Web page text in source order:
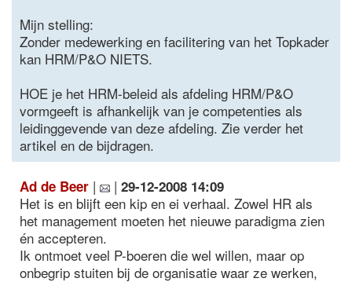
Mijn stelling:
Zonder medewerking en facilitering van het Topkader
kan HRM/P&O NIETS.
HOE je het HRM-beleid als afdeling HRM/P&O
vormgeeft is afhankelijk van je competenties als
leidinggevende van deze afdeling. Zie verder het
artikel en de bijdragen.
Ad de Beer | | 29-12-2008 14:09
Het is en blijft een kip en ei verhaal. Zowel HR als
het management moeten het nieuwe paradigma zien
én accepteren.
Ik ontmoet veel P-boeren die wel willen, maar op
onbegrip stuiten bij de organisatie waar ze werken,